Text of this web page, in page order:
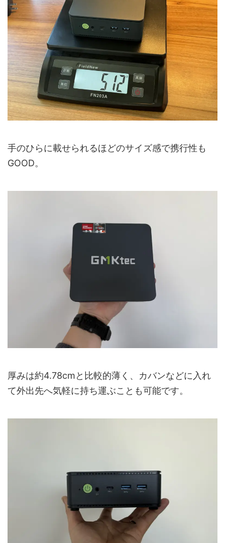
手のひらに載せられるほどのサイズ感で携行性も
GOOD。
厚みは約4.78cmと比較的薄く、カバンなどに入れ
て外出先へ気軽に持ち運ぶことも可能です。